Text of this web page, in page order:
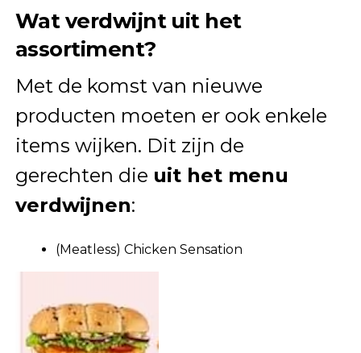
Wat verdwijnt uit het
assortiment?
Met de komst van nieuwe
producten moeten er ook enkele
items wijken. Dit zijn de
gerechten die uit het menu
verdwijnen:
(Meatless) Chicken Sensation